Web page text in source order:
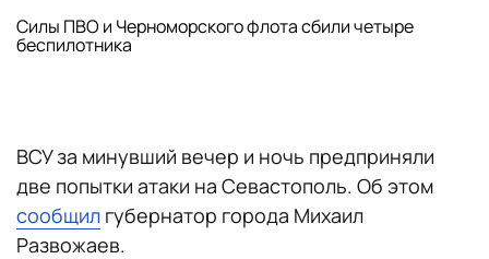
Силы ПВО и Черноморского флота сбили четыре
беспилотника
ВСУ за минувший вечер и ночь предприняли
две попытки атаки на Севастополь. Об этом
сообщил губернатор города Михаил
Развожаев.